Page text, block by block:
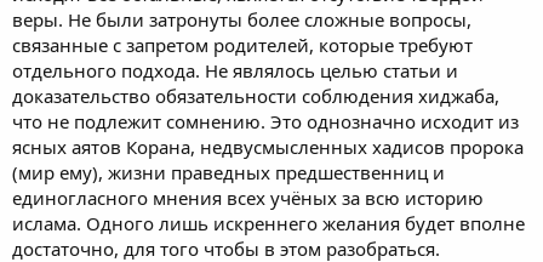
веры. Не были затронуты более сложные вопросы,
связанные с запретом родителей, которые требуют
отдельного подхода. Не являлось целью статьи и
доказательство обязательности соблюдения хиджаба,
что не подлежит сомнению. Это однозначно исходит из
ясных аятов Корана, недвусмысленных хадисов пророка
(мир ему), жизни праведных предшественниц и
единогласного мнения всех учёных за всю историю
ислама. Одного лишь искреннего желания будет вполне
достаточно, для того чтобы в этом разобраться.